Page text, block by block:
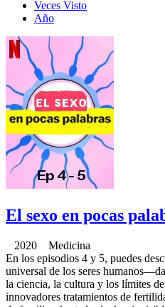
Veces Visto
Año
El sexo en pocas
2020 Medicina
En los episodios 4 y 5, puedes
universal de los seres
la ciencia, la cultura y los límites
innovadores tratamientos de